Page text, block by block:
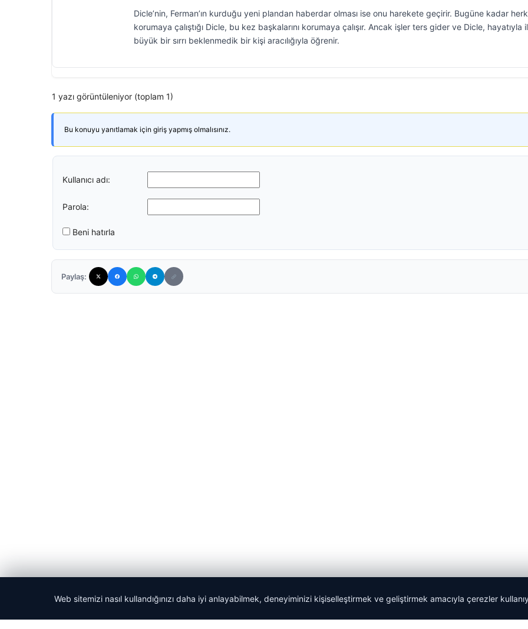
Dicle’nin, Ferman’ın kurduğu yeni plandan haberdar olması ise onu harekete geçirir. Bugüne kadar
korumaya çalıştığı Dicle, bu kez başkalarını korumaya çalışır. Ancak işler ters gider ve Dicle, hayatıyla
büyük bir sırrı beklenmedik bir kişi aracılığıyla öğrenir.
1 yazı görüntüleniyor (toplam 1)
Bu konuyu yanıtlamak için giriş yapmış olmalısınız.
Kullanıcı adı:
Parola:
Beni hatırla
Paylaş:
© 2026 Gezi Tatil – Güncel Seyahat Haberleri
Web sitemizi nasıl kullandığınızı daha iyi anlayabilmek, deneyiminizi kişiselleştirmek ve geliştirmek amacıyla çerezler